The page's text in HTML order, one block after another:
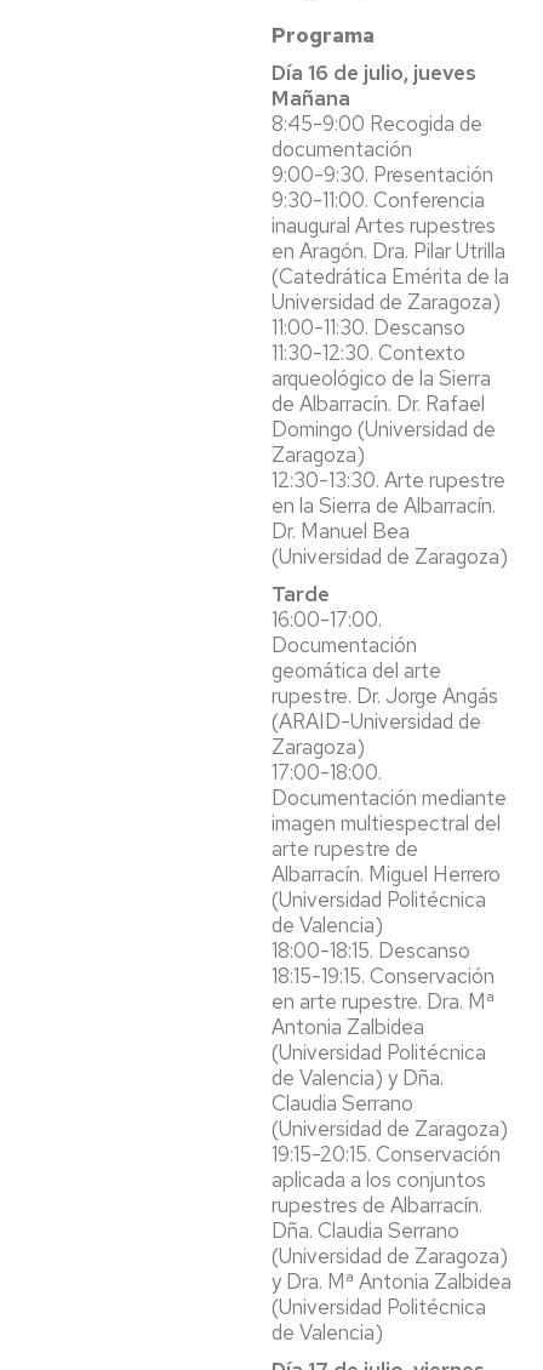
Programa
Día 16 de julio, jueves
Mañana
8:45-9:00 Recogida de
documentación
9:00-9:30. Presentación
9:30-11:00. Conferencia
inaugural Artes rupestres
en Aragón. Dra. Pilar Utrilla
(Catedrática Emérita de la
Universidad de Zaragoza)
11:00-11:30. Descanso
11:30-12:30. Contexto
arqueológico de la Sierra
de Albarracín. Dr. Rafael
Domingo (Universidad de
Zaragoza)
12:30-13:30. Arte rupestre
en la Sierra de Albarracín.
Dr. Manuel Bea
(Universidad de Zaragoza)
Tarde
16:00-17:00.
Documentación
geomática del arte
rupestre. Dr. Jorge Angás
(ARAID-Universidad de
Zaragoza)
17:00-18:00.
Documentación mediante
imagen multiespectral del
arte rupestre de
Albarracín. Miguel Herrero
(Universidad Politécnica
de Valencia)
18:00-18:15. Descanso
18:15-19:15. Conservación
en arte rupestre. Dra. Mª
Antonia Zalbidea
(Universidad Politécnica
de Valencia) y Dña.
Claudia Serrano
(Universidad de Zaragoza)
19:15-20:15. Conservación
aplicada a los conjuntos
rupestres de Albarracín.
Dña. Claudia Serrano
(Universidad de Zaragoza)
y Dra. Mª Antonia Zalbidea
(Universidad Politécnica
de Valencia)